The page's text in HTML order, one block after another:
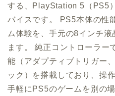
する、PlayStation 5（PS5
バイスです。 PS5本体の性
ム体験を、手元の8インチ
ます。 純正コントローラ
能（アダプティブトリガー
ック）を搭載しており、操
手軽にPS5のゲームを別の